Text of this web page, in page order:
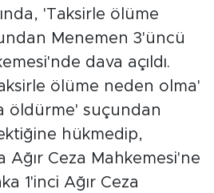
'Taksirle ölüme
Menemen 3'üncü
dava açıldı.
ölüme neden olma'
öldürme' suçundan
hükmedip,
Ağır Ceza Mahkemesi'ne
1'inci Ağır Ceza